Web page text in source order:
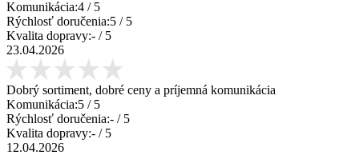
Komunikácia:4 / 5
Rýchlosť doručenia:5 / 5
Kvalita dopravy:- / 5
23.04.2026
Dobrý sortiment, dobré ceny a príjemná komunikácia
Komunikácia:5 / 5
Rýchlosť doručenia:- / 5
Kvalita dopravy:- / 5
12.04.2026